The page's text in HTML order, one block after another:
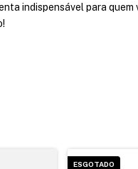
indispensável para quem
ESGOTADO